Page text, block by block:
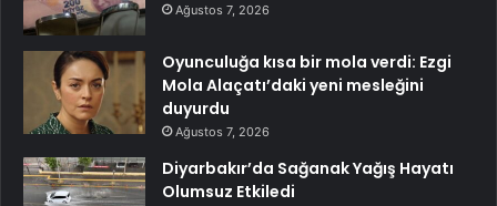
Ağustos 7, 2026
Oyunculuğa kısa bir mola verdi: Ezgi
Mola Alaçatı’daki yeni mesleğini
duyurdu
Ağustos 7, 2026
Diyarbakır’da Sağanak Yağış Hayatı
Olumsuz Etkiledi